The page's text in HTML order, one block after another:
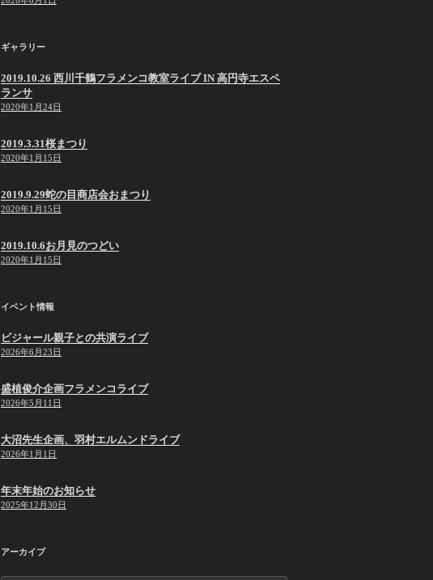
ギャラリー
2019.10.26 西川千鶴フラメンコ教室ライブ IN 高円寺エスペ
ランサ
2020年1月24日
2019.3.31桜まつり
2020年1月15日
2019.9.29蛇の目商店会おまつり
2020年1月15日
2019.10.6お月見のつどい
2020年1月15日
イベント情報
ビジャール親子との共演ライブ
2026年6月23日
盛植俊介企画フラメンコライブ
2026年5月11日
大沼先生企画、羽村エルムンドライブ
2026年1月1日
年末年始のお知らせ
2025年12月30日
アーカイブ